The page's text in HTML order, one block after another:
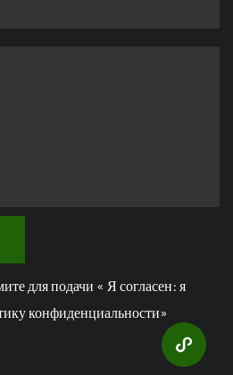
для подачи « Я согласен: я
конфиденциальности»